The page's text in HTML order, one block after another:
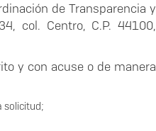
de Transparencia y
col. Centro, C.P. 44100,
y con acuse o de manera
solicitud;